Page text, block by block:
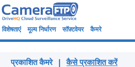
विशेषताएं मूल्य निर्धारण सॉफ़्टवेयर कैमरे
प्रकाशित कैमरे |कैसे प्रकाशित करें